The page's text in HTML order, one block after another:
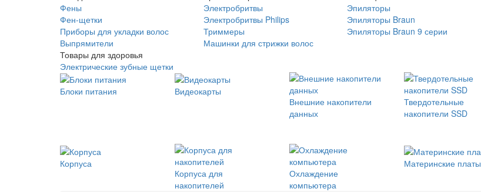
Фены
Фен-щетки
Приборы для укладки волос
Выпрямители
Товары для здоровья
Электрические зубные щетки
Электробритвы
Электробритвы Philips
Триммеры
Машинки для стрижки волос
Эпиляторы
Эпиляторы Braun
Эпиляторы Braun 9 серии
Блоки питания
Видеокарты
Внешние накопители
данных
Твердотельные
накопители SSD
Корпуса
Корпуса для
накопителей
Охлаждение
компьютера
Материнские платы